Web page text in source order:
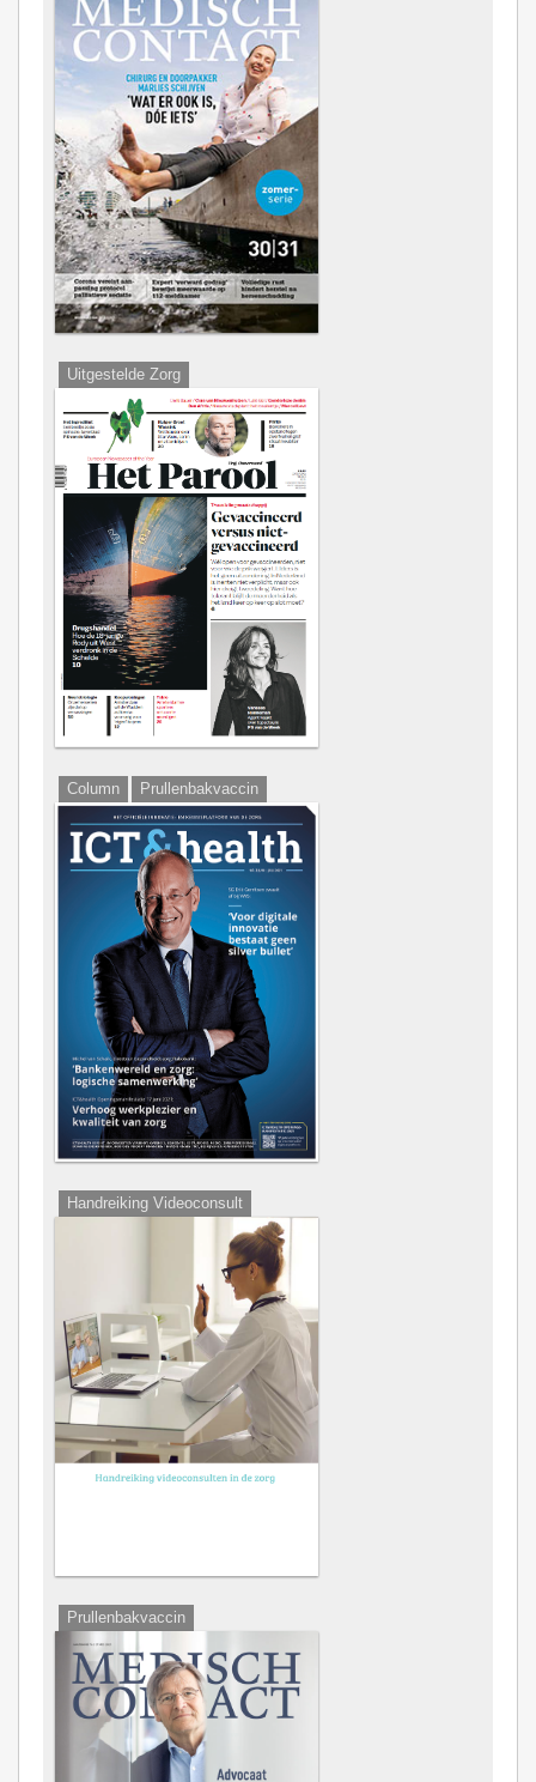
Uitgestelde Zorg
Column
Prullenbakvaccin
Chief''s Table
Handreiking Videoconsult
Prullenbakvaccin